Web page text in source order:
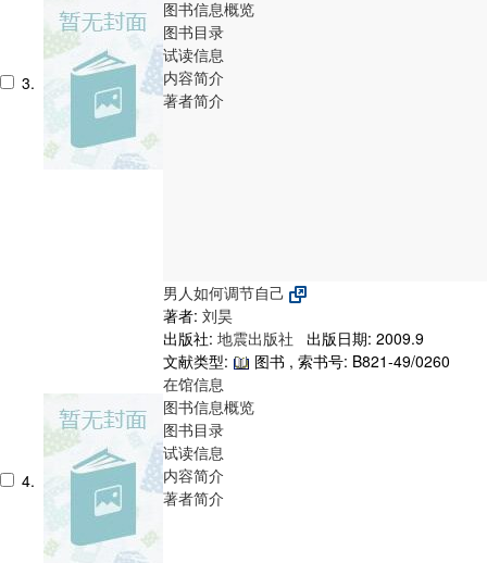
3.
图书信息概览
图书目录
试读信息
内容简介
著者简介
4.
男人如何调节自己
著者: 刘昊
出版社: 地震出版社
出版日期: 2009.9
文献类型:
图书 , 索书号: B821-49/0260
在馆信息
图书信息概览
图书目录
试读信息
内容简介
著者简介